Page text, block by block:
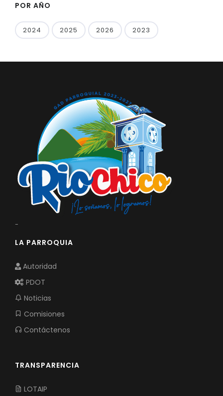
POR AÑO
2024 2025 2026 2023
-
LA PARROQUIA
Autoridad
PDOT
Noticias
Comisiones
Contáctenos
TRANSPARENCIA
LOTAIP